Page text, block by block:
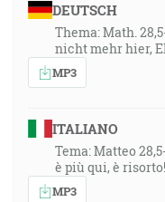
DEUTSCH
Thema: Math.
nicht mehr hier,
MP3
ITALIANO
Tema: Matteo
è più qui, è
MP3